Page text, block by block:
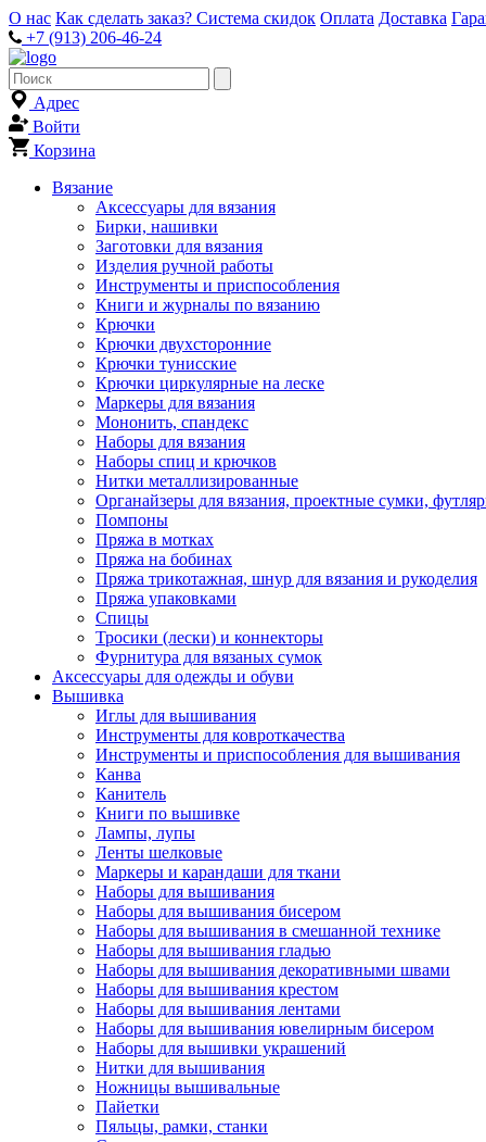
О нас Как сделать заказ? Система скидок Оплата Доставка
+7 (913) 206-46-24
Адрес
Войти
Корзина
Вязание
Аксессуары для вязания
Бирки, нашивки
Заготовки для вязания
Изделия ручной работы
Инструменты и приспособления
Книги и журналы по вязанию
Крючки
Крючки двухсторонние
Крючки тунисские
Крючки циркулярные на леске
Маркеры для вязания
Мононить, спандекс
Наборы для вязания
Наборы спиц и крючков
Нитки металлизированные
Органайзеры для вязания, проектные сумки,
Помпоны
Пряжа в мотках
Пряжа на бобинах
Пряжа трикотажная, шнур для вязания и рукоделия
Пряжа упаковками
Спицы
Тросики (лески) и коннекторы
Фурнитура для вязаных сумок
Аксессуары для одежды и обуви
Вышивка
Иглы для вышивания
Инструменты для ковроткачества
Инструменты и приспособления для вышивания
Канва
Канитель
Книги по вышивке
Лампы, лупы
Ленты шелковые
Маркеры и карандаши для ткани
Наборы для вышивания
Наборы для вышивания бисером
Наборы для вышивания в смешанной технике
Наборы для вышивания гладью
Наборы для вышивания декоративными швами
Наборы для вышивания крестом
Наборы для вышивания лентами
Наборы для вышивания ювелирным бисером
Наборы для вышивки украшений
Нитки для вышивания
Ножницы вышивальные
Пайетки
Пяльцы, рамки, станки